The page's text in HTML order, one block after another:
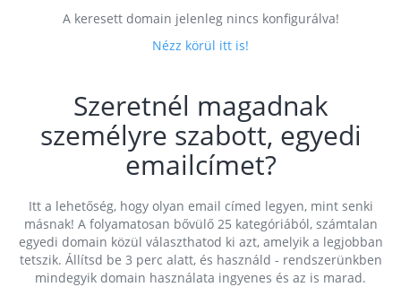
A keresett domain jelenleg nincs konfigurálva!
Nézz körül itt is!
Szeretnél magadnak
személyre szabott, egyedi
emailcímet?
Itt a lehetőség, hogy olyan email címed legyen, mint senki
másnak! A folyamatosan bővülő 25 kategóriából, számtalan
egyedi domain közül választhatod ki azt, amelyik a legjobban
tetszik. Állítsd be 3 perc alatt, és használd - rendszerünkben
mindegyik domain használata ingyenes és az is marad.